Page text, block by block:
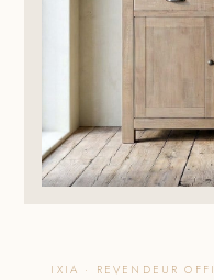
IXIA · REVENDEUR